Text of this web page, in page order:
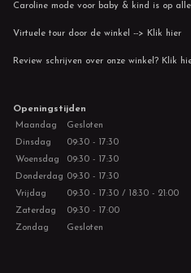
Caroline mode voor baby & kind is op
Virtuele tour door de winkel --> Klik hier
Review schrijven over onze winkel? Klik
Openingstijden
Maandag
Gesloten
Dinsdag
09:30 - 17:30
Woensdag
09:30 - 17:30
Donderdag 09:30 - 17:30
Vrijdag
09:30 - 17:30 / 18:30 - 21:00
Zaterdag
09:30 - 17:00
Zondag
Gesloten